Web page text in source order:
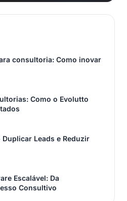
consultoria: Como inovar
Como o Evolutto
Leads e Reduzir
Escalável: Da
Consultivo